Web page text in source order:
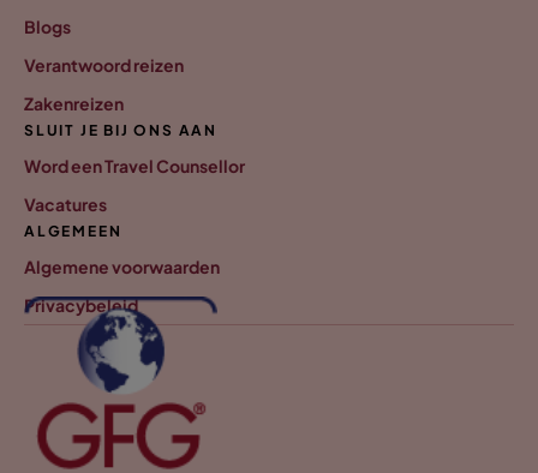
Blogs
Verantwoord reizen
Zakenreizen
SLUIT JE BIJ ONS AAN
Word een Travel Counsellor
Vacatures
ALGEMEEN
Algemene voorwaarden
Privacybeleid